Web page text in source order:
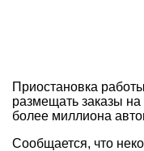
Приостановка
размещать заказы
более миллиона
Сообщается, что